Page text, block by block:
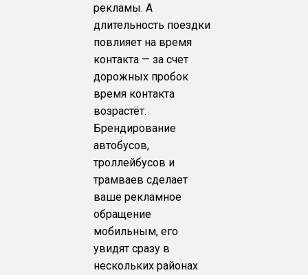
рекламы. А
длительность поездки
повлияет на время
контакта — за счет
дорожных пробок
время контакта
возрастёт.
Брендирование
автобусов,
троллейбусов и
трамваев сделает
ваше рекламное
обращение
мобильным, его
увидят сразу в
нескольких районах